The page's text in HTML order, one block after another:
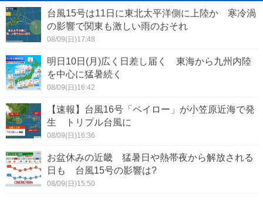
台風15号は11日に東北太平洋側に上陸か 寒冷渦
の影響で関東も激しい雨のおそれ
08/09(日)17:48
明日10日(月)広く日差し届く 東海から九州内陸
を中心に猛暑続く
08/09(日)16:42
【速報】台風16号「ペイロー」が小笠原近海で発
生 トリプル台風に
08/09(日)16:36
お盆休みの近畿 猛暑日や熱帯夜から解放される
日も 台風15号の影響は?
08/09(日)15:50